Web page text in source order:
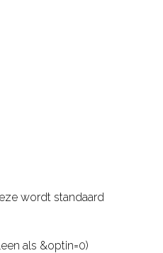
wordt standaard
als &optin=0)